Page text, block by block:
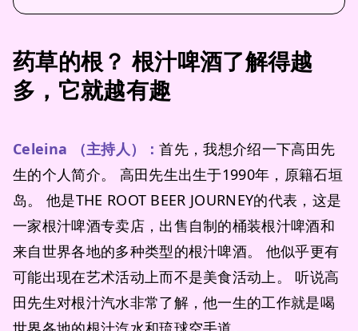
药草的根？ 根汁啤酒了解得越
多，它就越有趣
Celeina （主持人）：首先，我想介绍一下高田先
生的个人简介。 高田先生出生于1990年，原籍石垣
岛。 他是THE ROOT BEER JOURNEY的代表，这是
一家根汁啤酒专卖店，出售自制的桶装根汁啤酒和
来自世界各地的多种类型的根汁啤酒。 他似乎更有
可能出现在艺术活动上而不是美食活动上。 听说高
田先生对根汁汽水非常了解，他一生的工作就是喝